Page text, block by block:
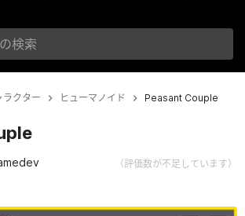
ラクター ヒューマノイド Peasant Couple
（評価数が不足しています）